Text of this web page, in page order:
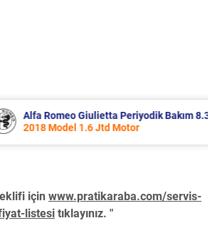
Giulietta Periyodik Bakım 8.340 TL
Model 1.6 Jtd Motor
için www.pratikaraba.com/servis-
listesi tıklayınız. "